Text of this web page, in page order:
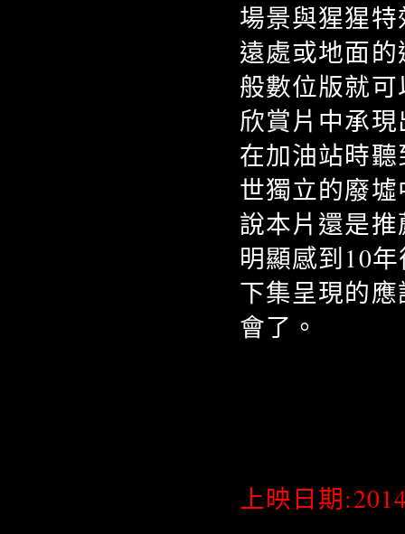
場景與猩猩
遠處或地面
般數位版就
欣賞片中承
在加油站時聽
世獨立的廢
說本片還是
明顯感到10
下集呈現的
會了。
上映日期